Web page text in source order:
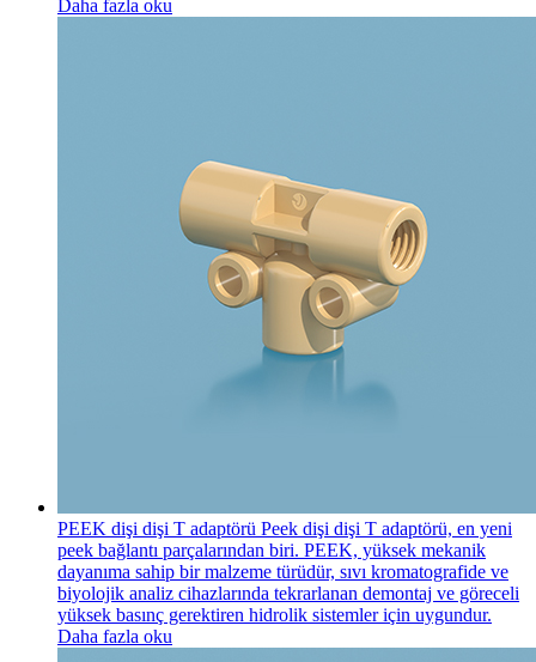
Daha fazla oku
PEEK dişi dişi T adaptörü Peek dişi dişi T adaptörü, en yeni
peek bağlantı parçalarından biri. PEEK, yüksek mekanik
dayanıma sahip bir malzeme türüdür, sıvı kromatografide ve
biyolojik analiz cihazlarında tekrarlanan demontaj ve göreceli
yüksek basınç gerektiren hidrolik sistemler için uygundur.
Daha fazla oku